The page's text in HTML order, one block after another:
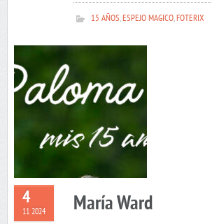
15 AÑOS,ESPEJO MAGICO,FOTERIX
4
11 2024 María Ward